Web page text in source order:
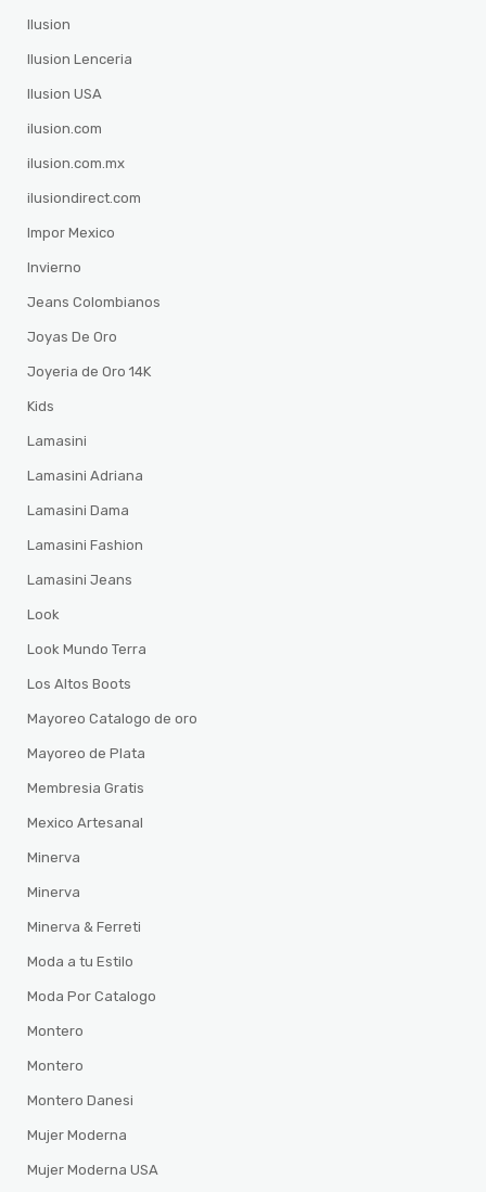
Ilusion
Ilusion Lenceria
Ilusion USA
ilusion.com
ilusion.com.mx
ilusiondirect.com
Impor Mexico
Invierno
Jeans Colombianos
Joyas De Oro
Joyeria de Oro 14K
Kids
Lamasini
Lamasini Adriana
Lamasini Dama
Lamasini Fashion
Lamasini Jeans
Look
Look Mundo Terra
Los Altos Boots
Mayoreo Catalogo de oro
Mayoreo de Plata
Membresia Gratis
Mexico Artesanal
Minerva
Minerva
Minerva & Ferreti
Moda a tu Estilo
Moda Por Catalogo
Montero
Montero
Montero Danesi
Mujer Moderna
Mujer Moderna USA